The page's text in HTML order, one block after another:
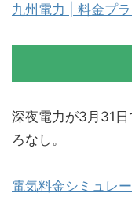
九州電力 | 料金プ
深夜電力が3月31日
ろなし。
電気料金シミュレ